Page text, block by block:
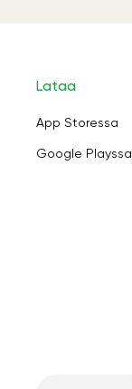
Lataa
App Storessa
Google Playssa